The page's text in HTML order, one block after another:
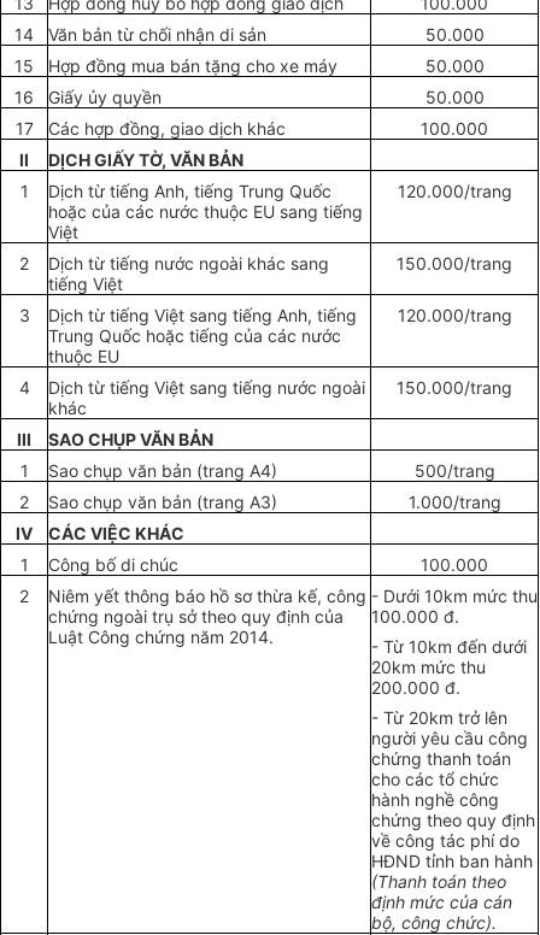
14
Văn bản từ chối nhận di sản
50.000
15
Hợp đồng mua bán tặng cho xe máy
50.000
16
Giấy ủy quyền
50.000
17
Các hợp đồng, giao dịch khác
100.000
II
DỊCH GIẤY TỜ, VĂN BẢN
1
Dịch từ tiếng Anh, tiếng Trung Quốc
hoặc của các nước thuộc EU sang tiếng
Việt
120.000/trang
2
Dịch từ tiếng nước ngoài khác sang
tiếng Việt
150.000/trang
3
Dịch từ tiếng Việt sang tiếng Anh, tiếng
Trung Quốc hoặc tiếng của các nước
thuộc EU
120.000/trang
4
Dịch từ tiếng Việt sang tiếng nước ngoài
khác
150.000/trang
III
SAO CHỤP VĂN BẢN
1
Sao chụp văn bản (trang A4)
500/trang
2
Sao chụp văn bản (trang A3)
1.000/trang
IV
CÁC VIỆC KHÁC
1
Công bốdi chúc
100.000
2
Niêm yết thông báo hồ sơ thừa kế, công
chứng ngoài trụ sở theo quy định của
Luật Công chứng năm 2014.
- Dưới 10km mức thu
100.000 đ.
-Từ 10km đến dưới
20km mức thu
200.000 đ.
-Từ 20km trở lên
người yêu cầu công
chứng thanh toán
cho các tổ chức
hành nghề công
chứng theo quy định
về công tác phí do
HĐND tỉnh ban hành
(Thanh toán theo
định mức của cán
bộ, công chức).